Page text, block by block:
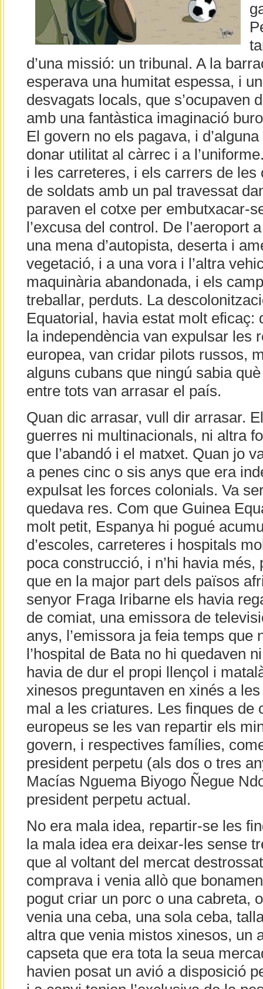
d’una missió: un tribunal. A la
esperava una humitat espessa, i
desvagats locals, que s’ocupaven
amb una fantàstica imaginació
El govern no els pagava, i
donar utilitat al càrrec i a
i les carreteres, i els carrers de les
de soldats amb un pal travessat
paraven el cotxe per embutxacar-
l’excusa del control. De l’aeroport
una mena d’autopista, deserta i
vegetació, i a una vora i l’altra
maquinària abandonada, i els
treballar, perduts. La
Equatorial, havia estat molt eficaç:
la independència van expulsar les
europea, van cridar pilots russos,
alguns cubans que ningú sabia
entre tots van arrasar el país.
Quan dic arrasar, vull dir arrasar.
guerres ni multinacionals, ni altra
que l’abandó i el matxet. Quan jo
a penes cinc o sis anys que era
expulsat les forces colonials. Va
quedava res. Com que Guinea
molt petit, Espanya hi pogué
d’escoles, carreteres i hospitals
poca construcció, i n’hi havia més,
que en la major part dels països
senyor Fraga Iribarne els havia
de comiat, una emissora de
anys, l’emissora ja feia temps que
l’hospital de Bata no hi quedaven
havia de dur el propi llençol i
xinesos preguntaven en xinés a
mal a les criatures. Les finques de
europeus se les van repartir els
govern, i respectives famílies,
president perpetu (als dos o tres
Macías Nguema Biyogo Ñegue
president perpetu actual.
No era mala idea, repartir-se les
la mala idea era deixar-les sense
que al voltant del mercat
comprava i venia allò que
pogut criar un porc o una cabreta,
venia una ceba, una sola ceba,
altra que venia mistos xinesos, un
capseta que era tota la seua
havien posat un avió a disposició